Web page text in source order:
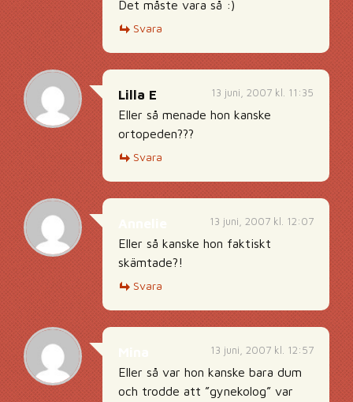
Det måste vara så :)
Svara
13 juni, 2007 kl. 11:35
Lilla E
Eller så menade hon kanske
ortopeden???
Svara
13 juni, 2007 kl. 12:07
Eller så kanske hon faktiskt
skämtade?!
Svara
13 juni, 2007 kl. 12:57
Eller så var hon kanske bara dum
och trodde att ”gynekolog” var